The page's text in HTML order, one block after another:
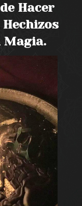
Hacer
Magia.